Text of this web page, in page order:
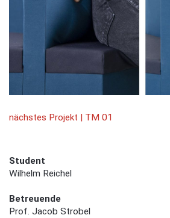
nächstes Projekt | TM 01
Student
Wilhelm Reichel
Betreuende
Prof. Jacob Strobel